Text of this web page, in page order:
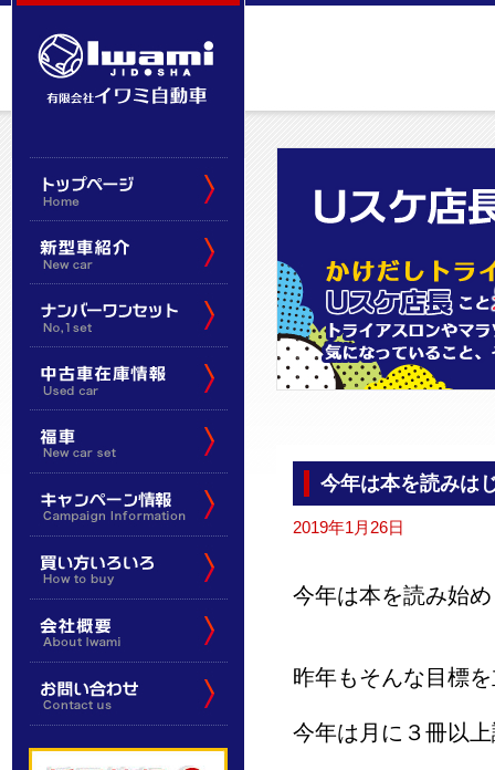
今年は本を読みは
2019年1月26日
今年は本を読み始
昨年もそんな目標
今年は月に３冊以